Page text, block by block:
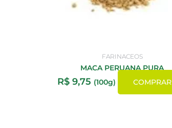
FARINACEOS
MACA PERUANA PURA
R$ 9,75 (100g) COMPRAR